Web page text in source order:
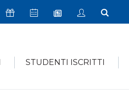
Icona SostieniciIcona Calendario Eventi
IconaIcona My
STUDENTI ISCRITTI